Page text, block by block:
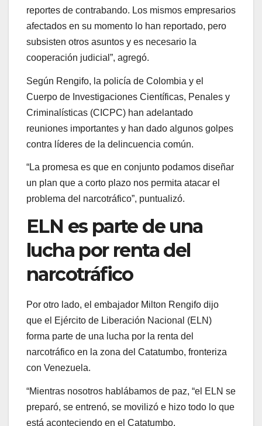
reportes de contrabando. Los mismos empresarios
afectados en su momento lo han reportado, pero
subsisten otros asuntos y es necesario la
cooperación judicial”, agregó.
Según Rengifo, la policía de Colombia y el
Cuerpo de Investigaciones Científicas, Penales y
Criminalísticas (CICPC) han adelantado
reuniones importantes y han dado algunos golpes
contra líderes de la delincuencia común.
“La promesa es que en conjunto podamos diseñar
un plan que a corto plazo nos permita atacar el
problema del narcotráfico”, puntualizó.
ELN es parte de una
lucha por renta del
narcotráfico
Por otro lado, el embajador Milton Rengifo dijo
que el Ejército de Liberación Nacional (ELN)
forma parte de una lucha por la renta del
narcotráfico en la zona del Catatumbo, fronteriza
con Venezuela.
“Mientras nosotros hablábamos de paz, “el ELN se
preparó, se entrenó, se movilizó e hizo todo lo que
está aconteciendo en el Catatumbo,